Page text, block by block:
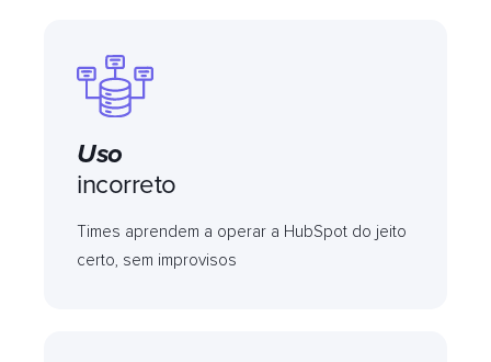
Uso
incorreto
Times aprendem a operar a HubSpot do jeito
certo, sem improvisos